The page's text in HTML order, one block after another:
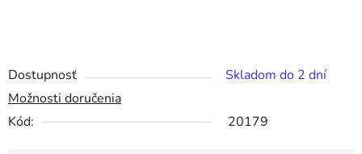
Dostupnosť
Skladom do 2 dní
Možnosti doručenia
Kód:
20179